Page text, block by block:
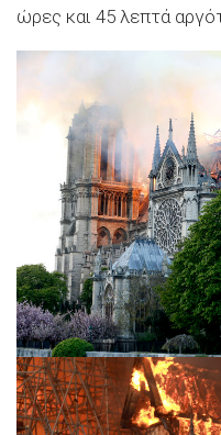
ώρες και 45 λεπτά